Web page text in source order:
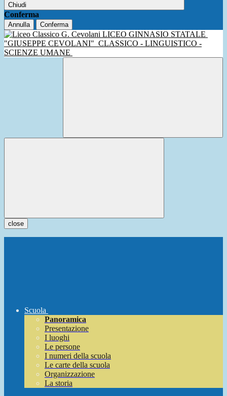
Chiudi
Conferma
Annulla Conferma
LICEO GINNASIO STATALE
"GIUSEPPE CEVOLANI" CLASSICO - LINGUISTICO -
SCIENZE UMANE
close
Scuola
Panoramica
Presentazione
I luoghi
Le persone
I numeri della scuola
Le carte della scuola
Organizzazione
La storia